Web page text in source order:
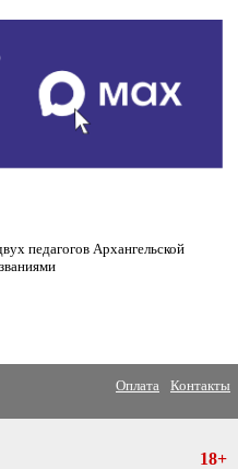
педагогов Архангельской
Оплата Контакты
18+